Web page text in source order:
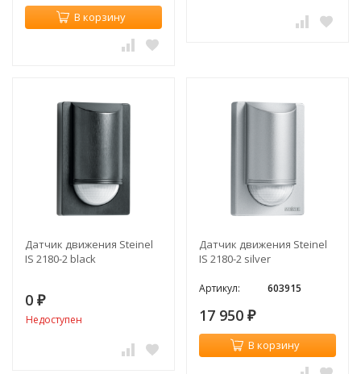
В корзину
Датчик движения Steinel
IS 2180-2 black
0 ₽
Недоступен
Датчик движения Steinel
IS 2180-2 silver
Артикул: 603915
17 950 ₽
В корзину